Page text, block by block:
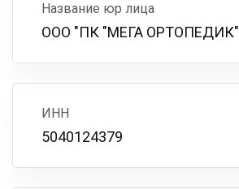
Название юр лица
ООО "ПК "МЕГА ОРТОПЕДИК"
ИНН
5040124379